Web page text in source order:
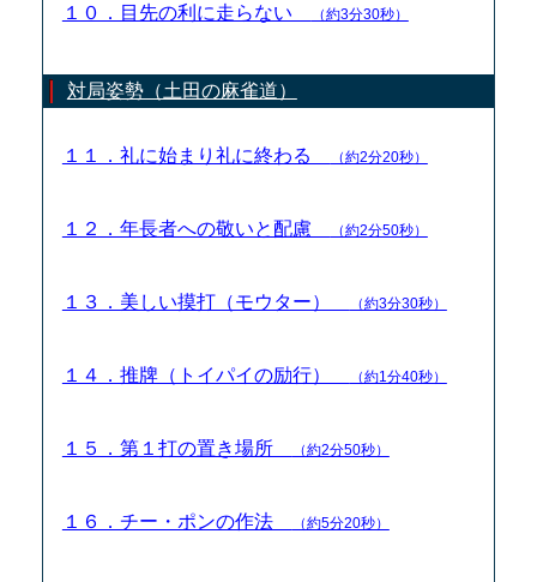
１０．目先の利に走らない （約3分30秒）
対局姿勢（土田の麻雀道）
１１．礼に始まり礼に終わる （約2分20秒）
１２．年長者への敬いと配慮 （約2分50秒）
１３．美しい摸打（モウター） （約3分30秒）
１４．推牌（トイパイの励行） （約1分40秒）
１５．第１打の置き場所 （約2分50秒）
１６．チー・ポンの作法 （約5分20秒）